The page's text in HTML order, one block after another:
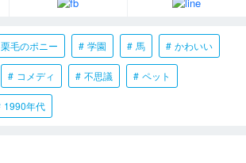
栗毛のポニー 学園 馬 かわいい
コメディ 不思議 ペット
1990年代